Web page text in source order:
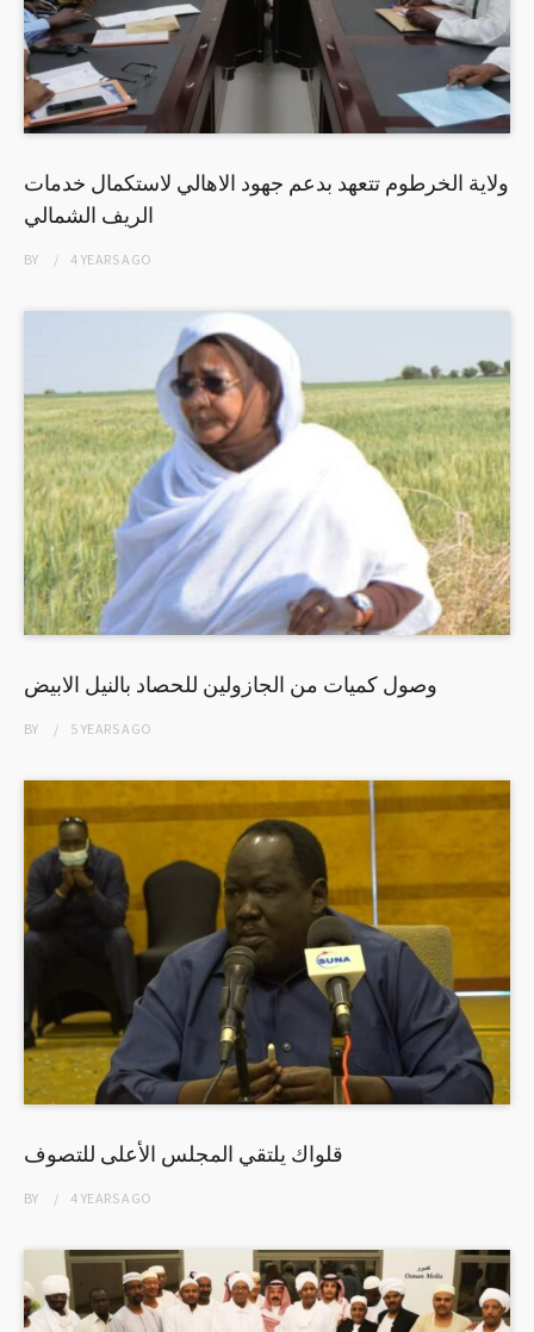
ولاية الخرطوم تتعهد بدعم جهود الاهالي لاستكمال خدمات
الريف الشمالي
BY 4 YEARSAGO
وصول كميات من الجازولين للحصاد بالنيل الابيض
BY 5 YEARSAGO
قلواك يلتقي المجلس الأعلى للتصوف
BY 4 YEARSAGO